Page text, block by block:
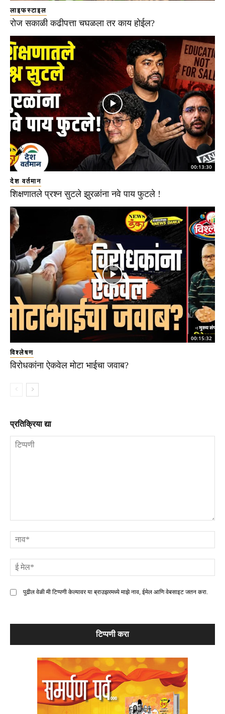
लाइफस्टाइल
रोज सकाळी कढीपत्ता चघळला तर काय होईल?
00:13:30
देश वर्तमान
शिक्षणातले प्रश्न सुटले झुरळांना नवे पाय फुटले !
00:15:32
विश्लेषण
विरोधकांना ऐकवेल मोटा भाईचा जवाब?
प्रतिक्रिया द्या
पुढील वेळी मी टिप्पणी केल्यावर या ब्राउझरमध्ये माझे नाव, ईमेल आणि वेबसाइट जतन करा.